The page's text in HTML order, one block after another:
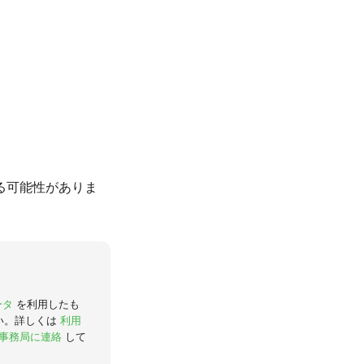
能性がありま
を利用したも
。詳しくは 利用
務局に連絡 して